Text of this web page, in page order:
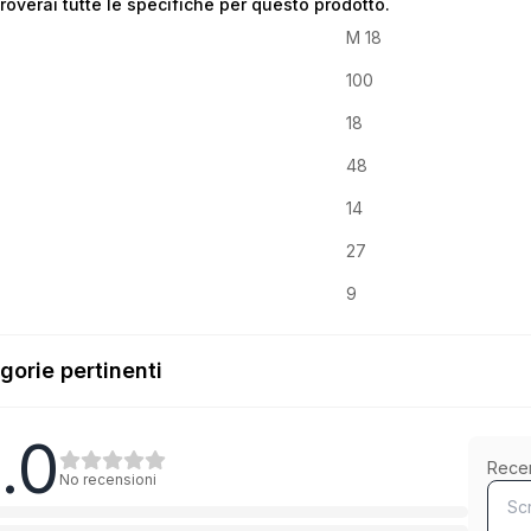
tutte le specifiche per questo prodotto.
M 18
100
18
48
14
27
9
pertinenti
Mit Schaft
1 Categoria
No recensioni